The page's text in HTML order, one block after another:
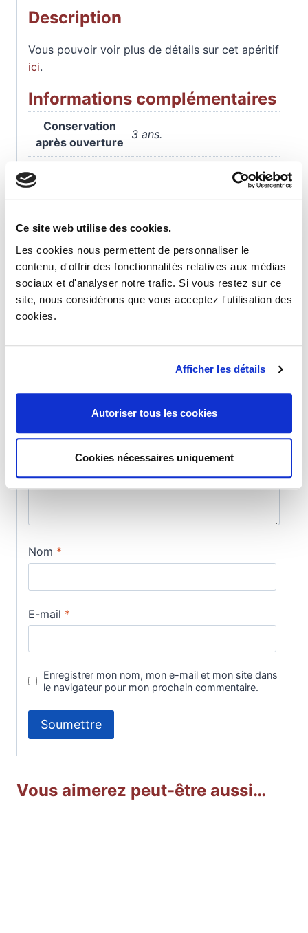
Ce site web utilise des cookies.
Les cookies nous permettent de personnaliser le
contenu, d'offrir des fonctionnalités relatives aux médias
sociaux et d'analyser notre trafic. Si vous restez sur ce
site, nous considérons que vous acceptez l'utilisation des
cookies.
Afficher les détails
Autoriser tous les cookies
Cookies nécessaires uniquement
Description
Vous pouvoir voir plus de détails sur cet apéritif
ici.
Informations complémentaires
Conservation
après ouverture
3 ans.
Avis
Il n’y a pas encore d’avis.
Soyez le premier à laisser
obligatoires sont indiqués avec*
Votre avis*
Nom *
E-mail *
Enregistrer mon nom, mon e-mail et mon site dans
le navigateur pour mon prochain commentaire.
Vous aimerez peut-être aussi…